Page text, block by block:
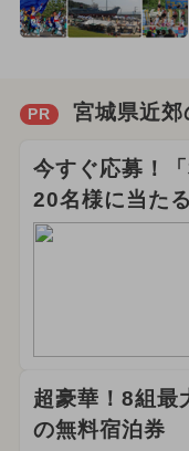
PR 宮城県近郊
今すぐ応募！
20名様に当たる
超豪華！8組最
の無料宿泊券